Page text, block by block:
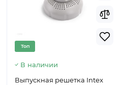
Топ
В наличии
Выпускная решетка Intex